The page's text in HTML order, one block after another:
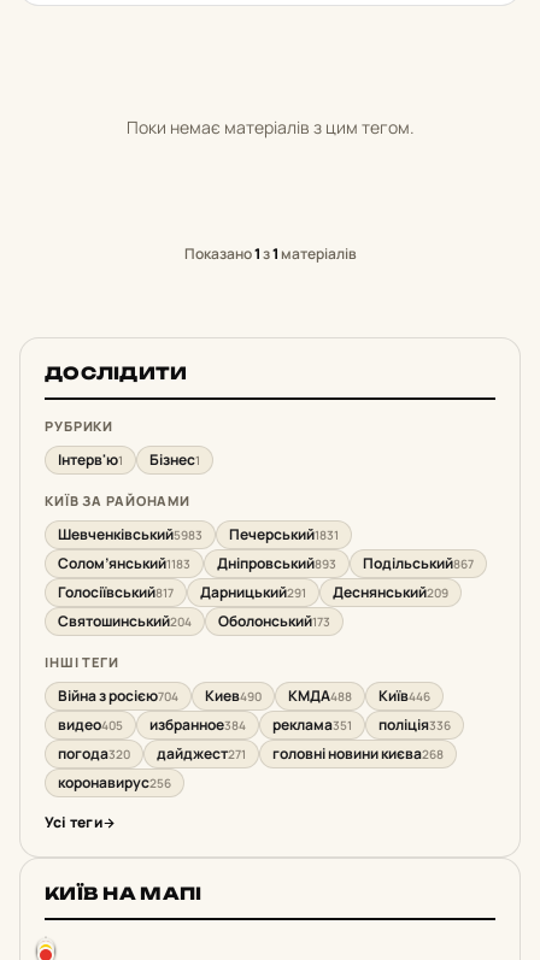
Поки немає матеріалів з цим тегом.
Показано1з1матеріалів
ДОСЛІДИТИ
РУБРИКИ
Інтерв'ю1 Бізнес1
КИЇВ ЗА РАЙОНАМИ
Шевченківський5983 Печерський1831
Солом’янський1183 Дніпровський893 Подільський867
Голосіївський817 Дарницький291 Деснянський209
Святошинський204 Оболонський173
ІНШІ ТЕГИ
Війна з росією704 Киев490 КМДА488 Київ446
видео405 избранное384 реклама351 поліція336
погода320 дайджест271 головні новини києва268
коронавирус256
Усі теги
КИЇВ НА МАПІ